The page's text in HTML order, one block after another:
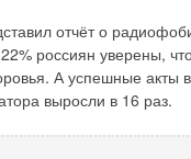
отчёт о
россиян уверены,
А успешные акты
выросли в 16 раз.